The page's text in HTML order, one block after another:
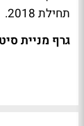
תחילת 2018.
גרף מניית